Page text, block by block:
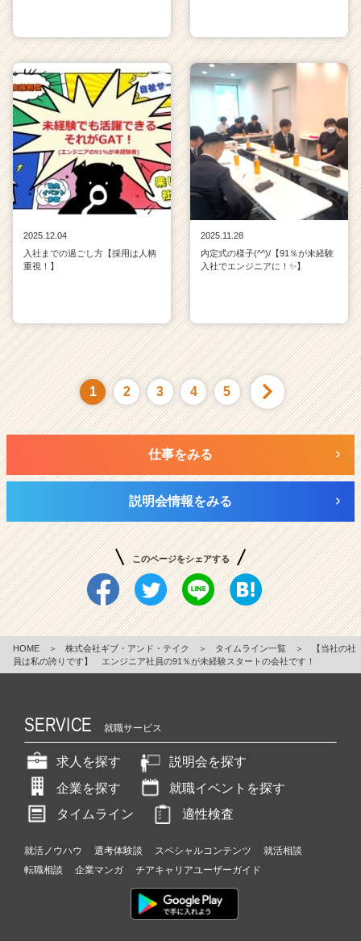
2025.12.04
入社までの過ごし方【採用は人柄
重視！】
2025.11.28
内定式の様子(^^)/【91％が未経験
入社でエンジニアに！✨】
1 2 3 4 5
仕事をみる
説明会情報をみる
このページをシェアする
HOME ＞ 株式会社ギブ・アンド・テイク ＞ タイムライン一覧 ＞
【当社の社
員は私の誇りです】 エンジニア社員の91％が未経験スタートの会社です！
SERVICE 就職サービス
求人を探す
説明会を探す
企業を探す
就職イベントを探す
タイムライン
適性検査
就活ノウハウ 選考体験談 スペシャルコンテンツ
就活相談
転職相談
企業マンガ チアキャリアユーザーガイド